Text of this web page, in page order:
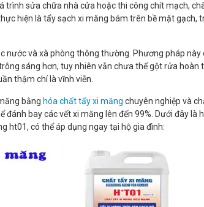
trình sửa chữa nhà cửa hoặc thi công chít mạch,
hiện là tẩy sạch xi măng bám trên bề mặt gạch,
nước và xà phòng thông thường. Phương pháp này
sáng hơn, tuy nhiên vẫn chưa thể gột rửa hoàn
thậm chí là vĩnh viễn.
bằng hóa chất tẩy xi măng chuyên nghiệp và
bay các vết xi măng lên đến 99%. Dưới đây là
ht01, có thể áp dụng ngay tại hộ gia đình: